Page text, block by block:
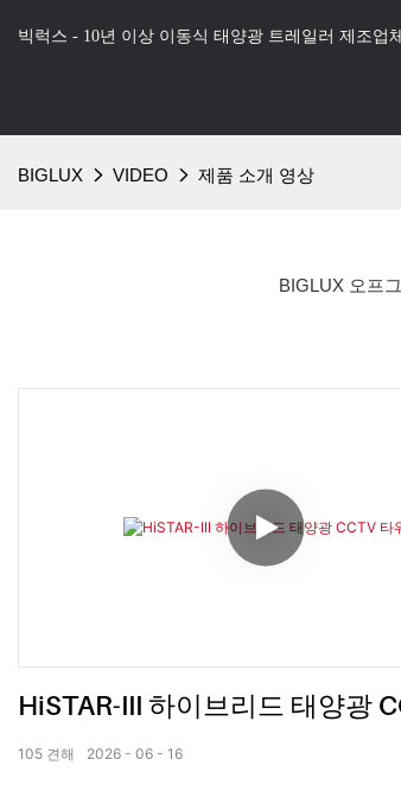
빅럭스 - 10년 이상 이동식 태양광 트레일러 제조업체
BIGLUX VIDEO 제품 소개 영상
BIGLUX 오프
HiSTAR-III 하이브리드 태양광
2026 06 16
105 견해